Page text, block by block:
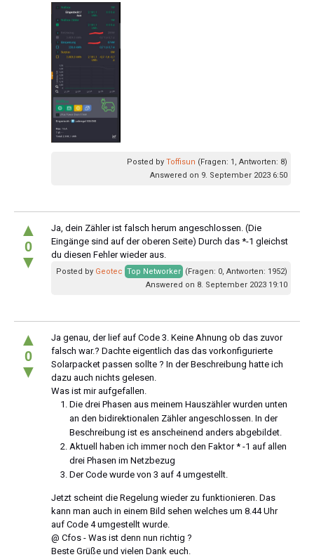
Posted by Toffisun (Fragen: 1, Antworten: 8)
Answered on 9. September 2023 6:50
▲
0
▼
Ja, dein Zähler ist falsch herum angeschlossen. (Die
Eingänge sind auf der oberen Seite) Durch das *-1 gleichst
du diesen Fehler wieder aus.
Posted by Geotec Top Networker (Fragen: 0, Antworten: 1952)
Answered on 8. September 2023 19:10
▲
0
▼
Ja genau, der lief auf Code 3. Keine Ahnung ob das zuvor
falsch war.? Dachte eigentlich das das vorkonfigurierte
Solarpacket passen sollte ? In der Beschreibung hatte ich
dazu auch nichts gelesen.
Was ist mir aufgefallen.
Die drei Phasen aus meinem Hauszähler wurden unten
an den bidirektionalen Zähler angeschlossen. In der
Beschreibung ist es anscheinend anders abgebildet.
Aktuell haben ich immer noch den Faktor * -1 auf allen
drei Phasen im Netzbezug
Der Code wurde von 3 auf 4 umgestellt.
Jetzt scheint die Regelung wieder zu funktionieren. Das
kann man auch in einem Bild sehen welches um 8.44 Uhr
auf Code 4 umgestellt wurde.
@ Cfos - Was ist denn nun richtig ?
Beste Grüße und vielen Dank euch.